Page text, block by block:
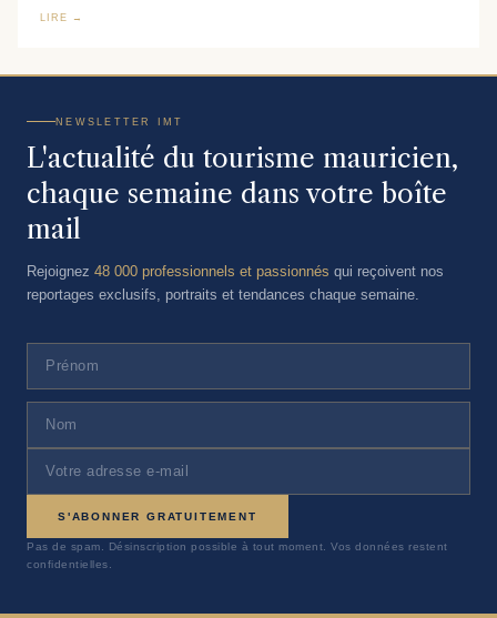
LIRE →
NEWSLETTER IMT
L'actualité du tourisme mauricien,
chaque semaine dans votre boîte
mail
Rejoignez 48 000 professionnels et passionnés qui reçoivent nos
reportages exclusifs, portraits et tendances chaque semaine.
S'ABONNER GRATUITEMENT
Pas de spam. Désinscription possible à tout moment. Vos données restent
confidentielles.